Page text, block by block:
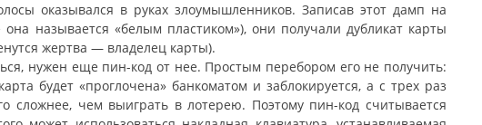
оказывался в руках злоумышленников. Записав этот дамп на
называется «белым пластиком»), они получали дубликат карты
жертва — владелец карты).
нужен еще пин-код от нее. Простым перебором его не получить:
будет «проглочена» банкоматом и заблокируется, а с трех раз
сложнее, чем выиграть в лотерею. Поэтому пин-код считывается